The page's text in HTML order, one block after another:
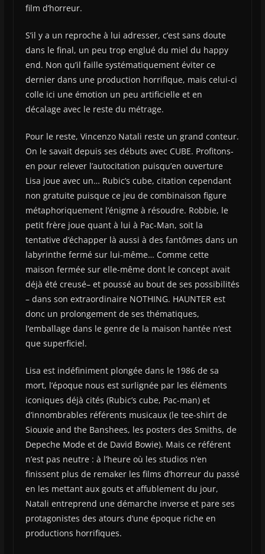
film d’horreur.
S’il y a un reproche à lui adresser, c’est sans doute
dans le final, un peu trop englué du miel du happy
end. Non qu’il faille systématiquement éviter ce
dernier dans une production horrifique, mais celui-ci
colle ici une émotion un peu artificielle et en
décalage avec le reste du métrage.
Pour le reste, Vincenzo Natali reste un grand conteur.
On le savait depuis ses débuts avec CUBE. Profitons-
en pour relever l’autocitation puisqu’en ouverture
Lisa joue avec un… Rubic’s cube, citation cependant
non gratuite puisque ce jeu de combinaison figure
métaphoriquement l’énigme à résoudre. Robbie, le
petit frère joue quant à lui à Pac-Man, soit la
tentative d’échapper là aussi à des fantômes dans un
labyrinthe fermé sur lui-même… Comme cette
maison fermée sur elle-même dont le concept avait
déjà été creusé– et poussé au bout de ses possibilités
– dans son extraordinaire NOTHING. HAUNTER est
donc un prolongement de ses thématiques,
l’emballage dans le genre de la maison hantée n’est
que superficiel.
Lisa est indéfiniment plongée dans le 1986 de sa
mort, l’époque nous est surlignée par les éléments
iconiques déjà cités (Rubic’s cube, Pac-man) et
d’innombrables référents musicaux (le tee-shirt de
Siouxie and the Banshees, les posters des Smiths, de
Depeche Mode et de David Bowie). Mais ce référent
n’est pas neutre : à l’heure où les studios n’en
finissent plus de remaker les films d’horreur du passé
en les mettant aux gouts et affublement du jour,
Natali entreprend une démarche inverse et pare ses
protagonistes des atours d’une époque riche en
productions horrifiques.